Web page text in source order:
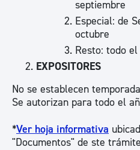
septiembre
Especial: de
octubre
Resto: todo
EXPOSITORES
No se establecen
Se autorizan para todo el
*Ver hoja informativa
"Documentos" de ste trámite